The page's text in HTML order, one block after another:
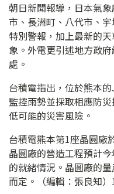
朝日新聞報導，日本氣
市、長洲町、八代市、
特別警報，加上最新的
象。外電更引述地方政
處。
台積電指出，位於熊本
監控雨勢並採取相應防
低可能的災害風險。
台積電熊本第1座晶圓廠
晶圓廠的營造工程預計
的就緒情況。晶圓廠的
而定。（編輯：張良知